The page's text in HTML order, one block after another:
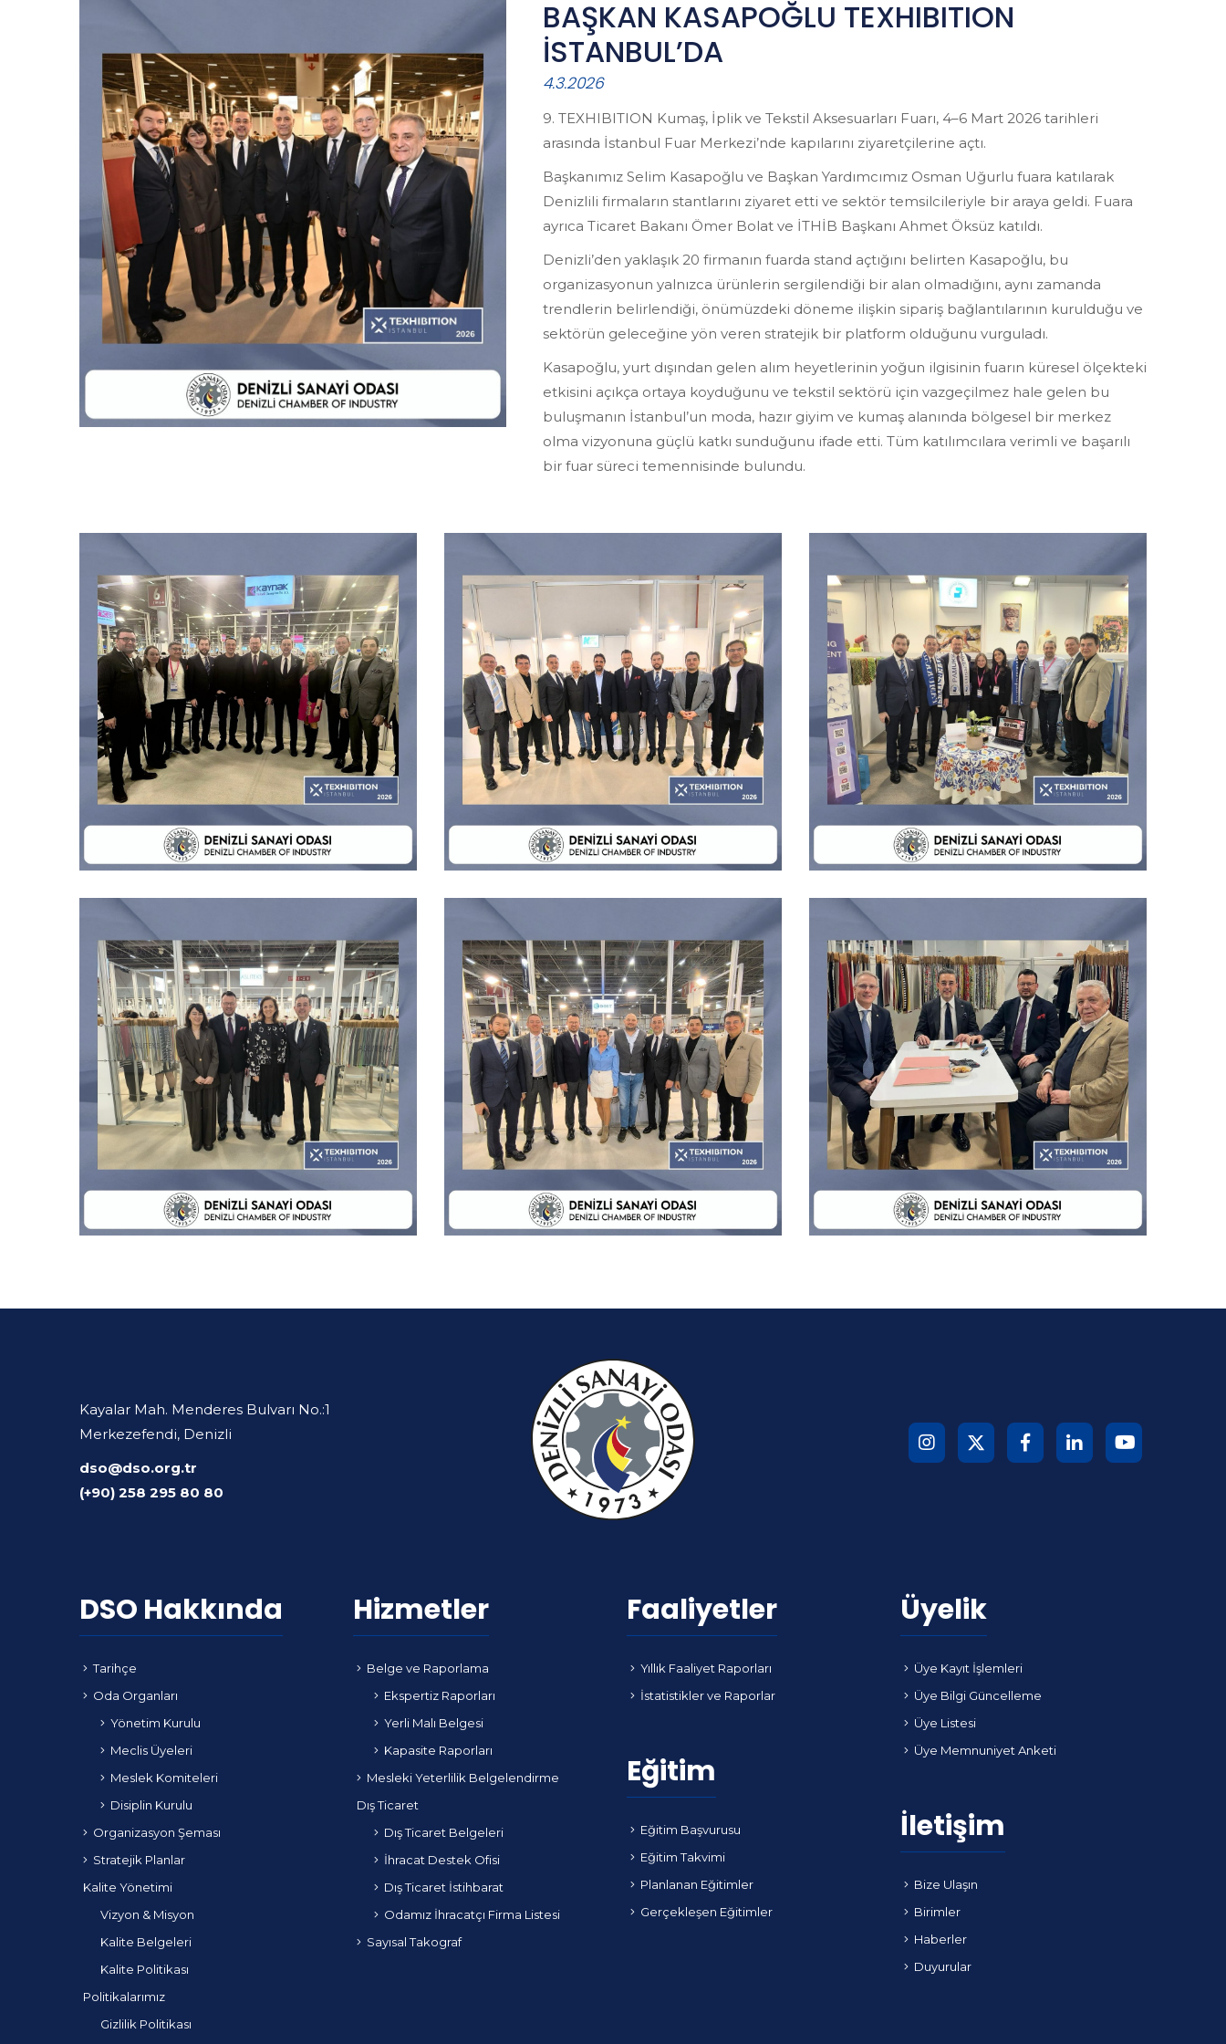
BAŞKAN KASAPOĞLU TEXHIBITION
İSTANBUL’DA
4.3.2026
9. TEXHIBITION Kumaş, İplik ve Tekstil Aksesuarları Fuarı, 4–6 Mart 2026 tarihleri
arasında İstanbul Fuar Merkezi’nde kapılarını ziyaretçilerine açtı.
Başkanımız Selim Kasapoğlu ve Başkan Yardımcımız Osman Uğurlu fuara katılarak
Denizlili firmaların stantlarını ziyaret etti ve sektör temsilcileriyle bir araya geldi. Fuara
ayrıca Ticaret Bakanı Ömer Bolat ve İTHİB Başkanı Ahmet Öksüz katıldı.
Denizli’den yaklaşık 20 firmanın fuarda stand açtığını belirten Kasapoğlu, bu
organizasyonun yalnızca ürünlerin sergilendiği bir alan olmadığını, aynı zamanda
trendlerin belirlendiği, önümüzdeki döneme ilişkin sipariş bağlantılarının kurulduğu ve
sektörün geleceğine yön veren stratejik bir platform olduğunu vurguladı.
Kasapoğlu, yurt dışından gelen alım heyetlerinin yoğun ilgisinin fuarın küresel ölçekteki
etkisini açıkça ortaya koyduğunu ve tekstil sektörü için vazgeçilmez hale gelen bu
buluşmanın İstanbul’un moda, hazır giyim ve kumaş alanında bölgesel bir merkez
olma vizyonuna güçlü katkı sunduğunu ifade etti. Tüm katılımcılara verimli ve başarılı
bir fuar süreci temennisinde bulundu.
Kayalar Mah. Menderes Bulvarı No.:1
Merkezefendi, Denizli
dso@dso.org.tr
(+90) 258 295 80 80
DSO Hakkında
Tarihçe
Oda Organları
Yönetim Kurulu
Meclis Üyeleri
Meslek Komiteleri
Disiplin Kurulu
Organizasyon Şeması
Stratejik Planlar
Kalite Yönetimi
Vizyon & Misyon
Kalite Belgeleri
Kalite Politikası
Politikalarımız
Gizlilik Politikası
Hizmetler
Belge ve Raporlama
Ekspertiz Raporları
Yerli Malı Belgesi
Kapasite Raporları
Mesleki Yeterlilik Belgelendirme
Dış Ticaret
Dış Ticaret Belgeleri
İhracat Destek Ofisi
Dış Ticaret İstihbarat
Odamız İhracatçı Firma Listesi
Sayısal Takograf
Faaliyetler
Yıllık Faaliyet Raporları
İstatistikler ve Raporlar
Eğitim
Eğitim Başvurusu
Eğitim Takvimi
Planlanan Eğitimler
Gerçekleşen Eğitimler
Üyelik
Üye Kayıt İşlemleri
Üye Bilgi Güncelleme
Üye Listesi
Üye Memnuniyet Anketi
İletişim
Bize Ulaşın
Birimler
Haberler
Duyurular